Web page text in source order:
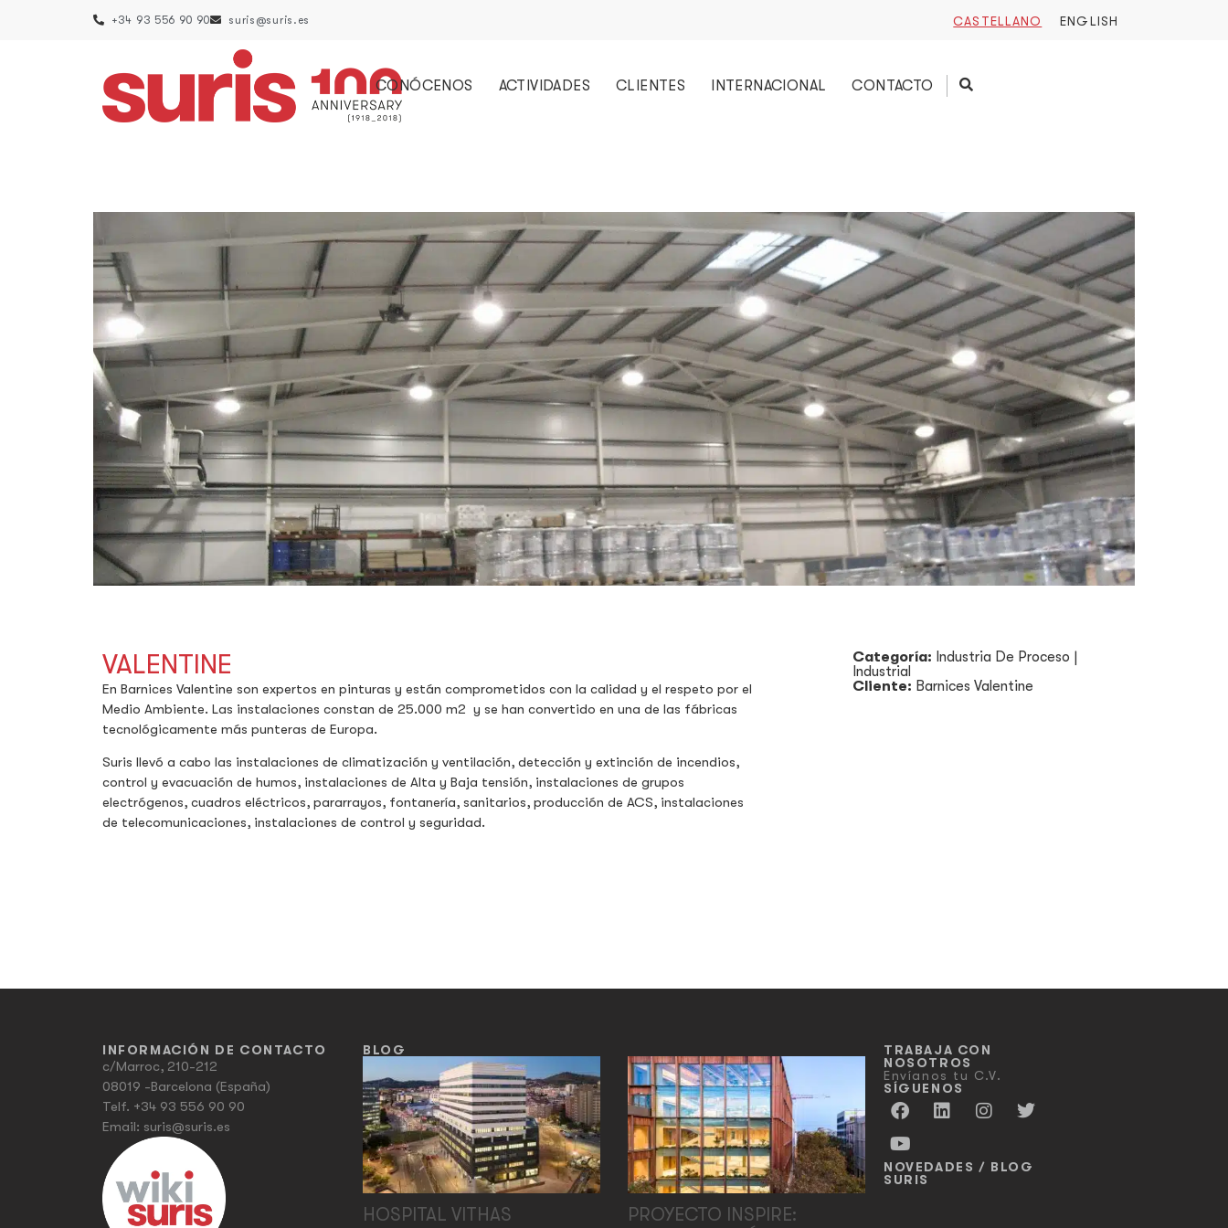
+34 93 556 90 90 suris@suris.es CASTELLANO ENGLISH
CONÓCENOS ACTIVIDADES CLIENTES INTERNACIONAL CONTACTO
VALENTINE
En Barnices Valentine son expertos en pinturas y están comprometidos con la calidad y el respeto por el
Medio Ambiente. Las instalaciones constan de 25.000 m2 y se han convertido en una de las fábricas
tecnológicamente más punteras de Europa.
Suris llevó a cabo las instalaciones de climatización y ventilación, detección y extinción de incendios,
control y evacuación de humos, instalaciones de Alta y Baja tensión, instalaciones de grupos
electrógenos, cuadros eléctricos, pararrayos, fontanería, sanitarios, producción de ACS, instalaciones
de telecomunicaciones, instalaciones de control y seguridad.
Categoría: Industria De Proceso |
Industrial
Cliente: Barnices Valentine
INFORMACIÓN DE CONTACTO
c/Marroc, 210-212
08019 -Barcelona (España)
Telf. +34 93 556 90 90
Email: suris@suris.es
BLOG
HOSPITAL VITHAS
PROYECTO INSPIRE:
TRABAJA CON
NOSOTROS
Envíanos tu C.V.
SÍGUENOS
NOVEDADES / BLOG
SURIS